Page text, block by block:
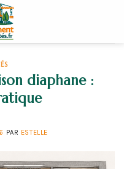
diaphane :
PAR ESTELLE